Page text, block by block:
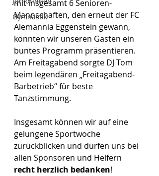
Gymnastik
mit insgesamt 6 Senioren-
Mannschaften, den erneut der FC
Alemannia Eggenstein gewann,
konnten wir unseren Gästen ein
buntes Programm präsentieren.
Am Freitagabend sorgte DJ Tom
beim legendären „Freitagabend-
Barbetrieb“ für beste
Tanzstimmung.
Insgesamt können wir auf eine
gelungene Sportwoche
zurückblicken und dürfen uns bei
allen Sponsoren und Helfern
recht herzlich bedanken!